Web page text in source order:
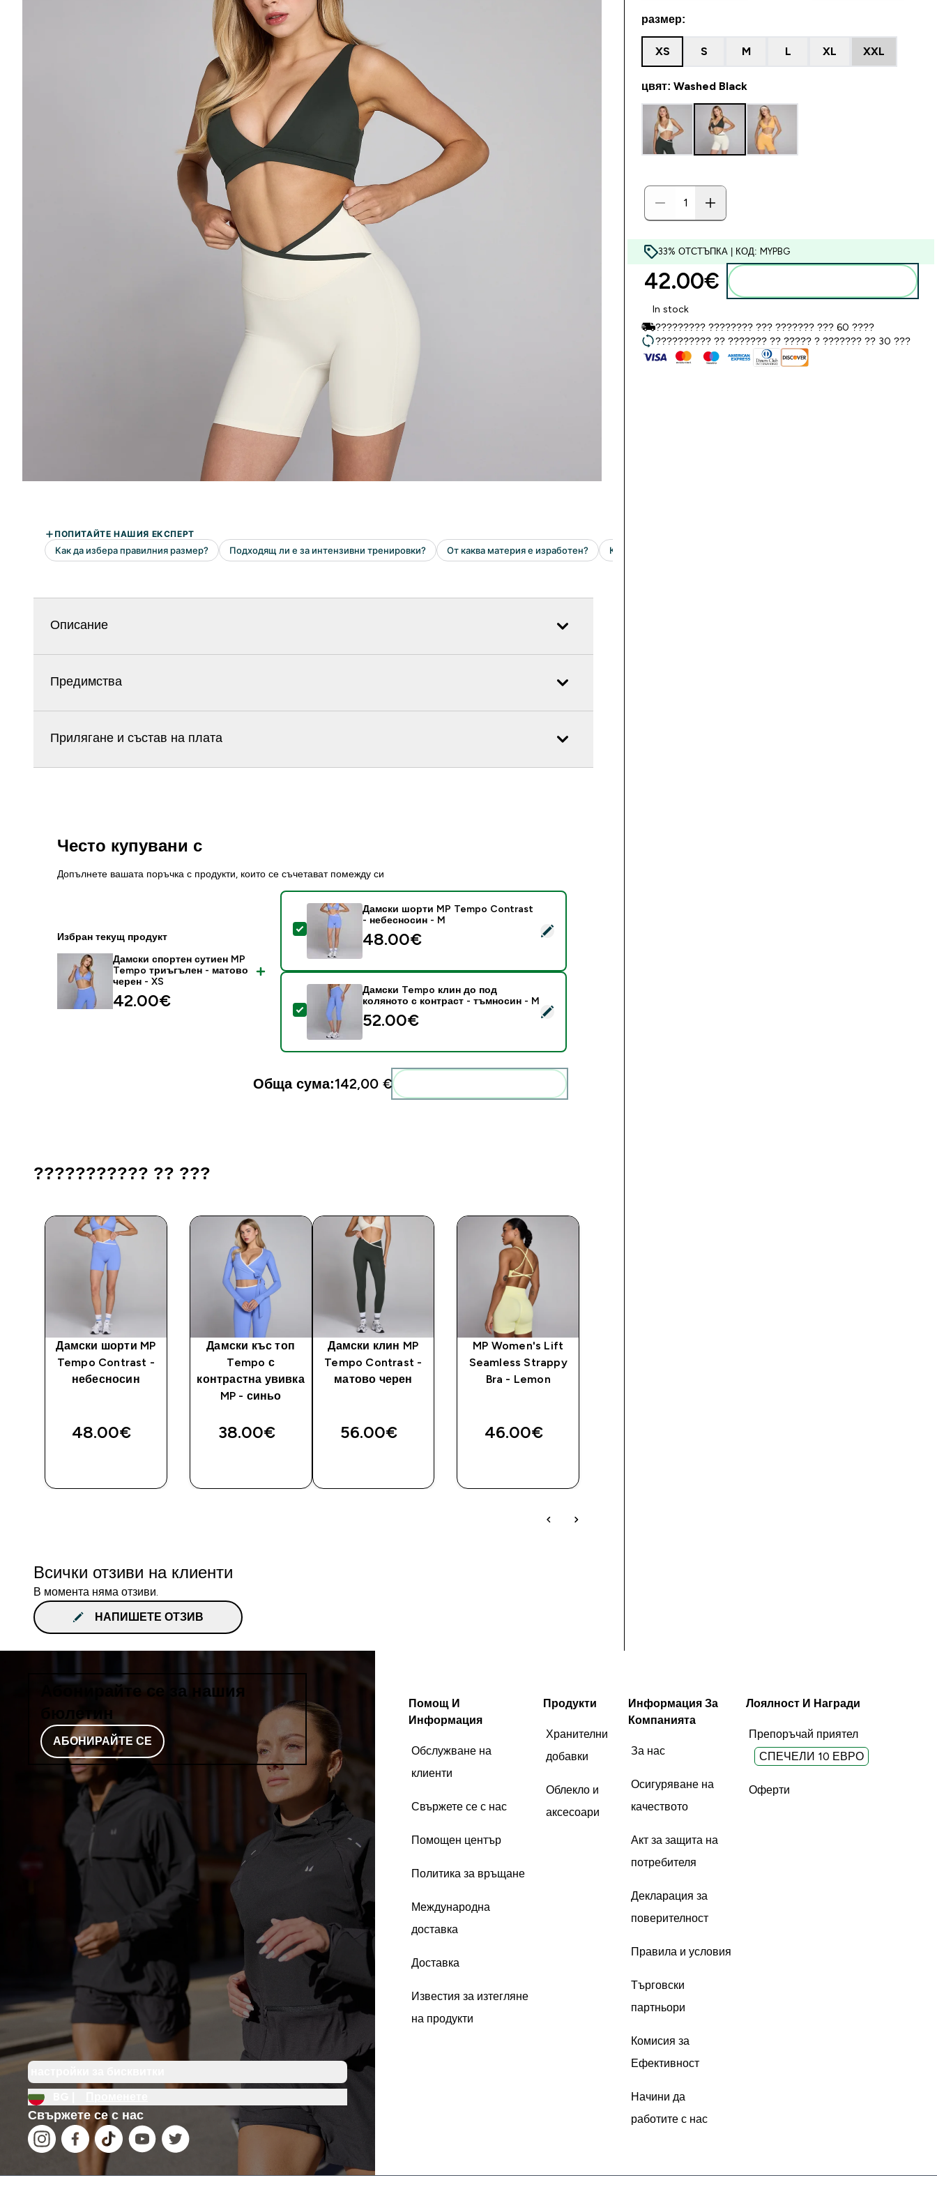
Описание
Предимства
Прилягане и състав на плата
Често купувани с
Допълнете вашата поръчка с продукти, които се съчетават помежду си
Избран текущ продукт
Дамски спортен сутиен MP
Tempo триъгълен - матово
черен - XS
42.00€‎
Select this product - Дамски шорти MP Tempo Contrast - небесносин - M
Дамски шорти MP Tempo Contrast
- небесносин - M
48.00€‎
Select this product - Дамски Tempo клин до под коляното с контраст - тъмносин - M
Дамски Tempo клин до под
коляното с контраст - тъмносин - M
52.00€‎
Обща сума:142,00 €‎
??????????? ?? ???
Дамски шорти MP
Tempo Contrast -
небесносин
48.00€‎
Дамски къс топ
Tempo с
контрастна увивка
MP - синьо
38.00€‎
Дамски клин MP
Tempo Contrast -
матово черен
56.00€‎
MP Women's Lift
Seamless Strappy
Bra - Lemon
46.00€‎
Всички отзиви на клиенти
В момента няма отзиви.
НАПИШЕТЕ ОТЗИВ
размер:
XS S M L XL XXL
цвят: Washed Black
33% ОТСТЪПКА | КОД: MYPBG
42.00€‎
In stock
????????? ???????? ??? ??????? ??? 60 ????
?????????? ?? ??????? ?? ????? ? ??????? ?? 30 ???
Абонирайте се за нашия
бюлетин
АБОНИРАЙТЕ СЕ
Свържете се с нас
Помощ И
Информация
Обслужване на
клиенти
Свържете се с нас
Помощен център
Политика за връщане
Международна
доставка
Доставка
Известия за изтегляне
на продукти
Продукти
Хранителни
добавки
Облекло и
аксесоари
Информация За
Компанията
За нас
Осигуряване на
качеството
Акт за защита на
потребителя
Декларация за
поверителност
Правила и условия
Търговски
партньори
Комисия за
Ефективност
Начини да
работите с нас
Лоялност И Награди
Препоръчай приятел
СПЕЧЕЛИ 10 ЕВРО
Оферти